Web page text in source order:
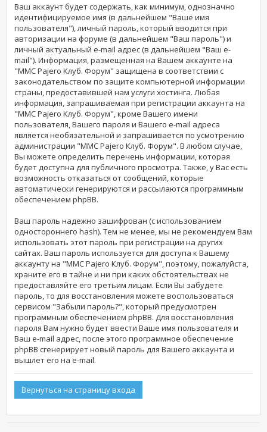
Ваш аккаунт будет содержать, как минимум, однозначно
идентифицируемое имя (в дальнейшем "Ваше имя
пользователя"), личный пароль, который вводится при
авторизации на форуме (в дальнейшем "Ваш пароль") и
личный актуальный e-mail адрес (в дальнейшем "Ваш e-
mail"). Информация, размещенная на Вашем аккаунте на
"MMC Pajero Клуб. Форум" защищена в соответствии с
законодательством по защите компьютерной информации
страны, предоставившей нам услуги хостинга. Любая
информация, запрашиваемая при регистрации аккаунта на
"MMC Pajero Клуб. Форум", кроме Вашего имени
пользователя, Вашего пароля и Вашего e-mail адреса
является необязательной и запрашивается по усмотрению
администрации "MMC Pajero Клуб. Форум". В любом случае,
Вы можете определить перечень информации, которая
будет доступна для публичного просмотра. Также, у Вас есть
возможность отказаться от сообщений, которые
автоматически генерируются и рассылаются программным
обеспечением phpBB.
Ваш пароль надежно зашифрован (с использованием
одностороннего hash). Тем не менее, мы не рекомендуем Вам
использовать этот пароль при регистрации на других
сайтах. Ваш пароль используется для доступа к Вашему
аккаунту на "MMC Pajero Клуб. Форум", поэтому, пожалуйста,
храните его в тайне и ни при каких обстоятельствах не
предоставляйте его третьим лицам. Если Вы забудете
пароль, то для восстановления можете воспользоваться
сервисом "Забыли пароль?", который предусмотрен
программным обеспечением phpBB. Для восстановления
пароля Вам нужно будет ввести Ваше имя пользователя и
Ваш e-mail адрес, после этого программное обеспечение
phpBB сгенерирует новый пароль для Вашего аккаунта и
вышлет его на e-mail.
Вернуться на страницу входа